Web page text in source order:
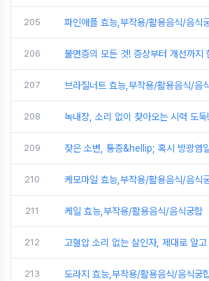
205 파인애플 효능,부작용/활용음식/음식
206 불면증의 모든 것! 증상부터 개선까지
207 브라질너트 효능,부작용/활용음식/음
208 녹내장, 소리 없이 찾아오는 시력 도
209 잦은 소변, 통증&hellip; 혹시 방광염
210 케모마일 효능,부작용/활용음식/음식
211 케일 효능,부작용/활용음식/음식궁합
212 고혈압 소리 없는 살인자, 제대로 알고
213 도라지 효능,부작용/활용음식/음식궁